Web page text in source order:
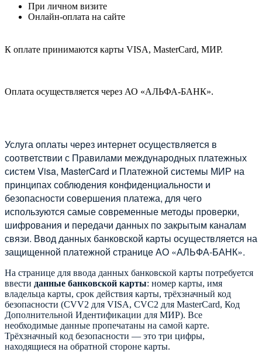
При личном визите
Онлайн-оплата на сайте
К оплате принимаются карты VISA, MasterCard, МИР.
Оплата осуществляется через АО «АЛЬФА-БАНК».
Услуга оплаты через интернет осуществляется в
соответствии с Правилами международных платежных
систем Visa, MasterCard и Платежной системы МИР на
принципах соблюдения конфиденциальности и
безопасности совершения платежа, для чего
используются самые современные методы проверки,
шифрования и передачи данных по закрытым каналам
связи. Ввод данных банковской карты осуществляется на
защищенной платежной странице АО «АЛЬФА-БАНК».
На странице для ввода данных банковской карты потребуется
ввести данные банковской карты: номер карты, имя
владельца карты, срок действия карты, трёхзначный код
безопасности (CVV2 для VISA, CVC2 для MasterCard, Код
Дополнительной Идентификации для МИР). Все
необходимые данные пропечатаны на самой карте.
Трёхзначный код безопасности — это три цифры,
находящиеся на обратной стороне карты.